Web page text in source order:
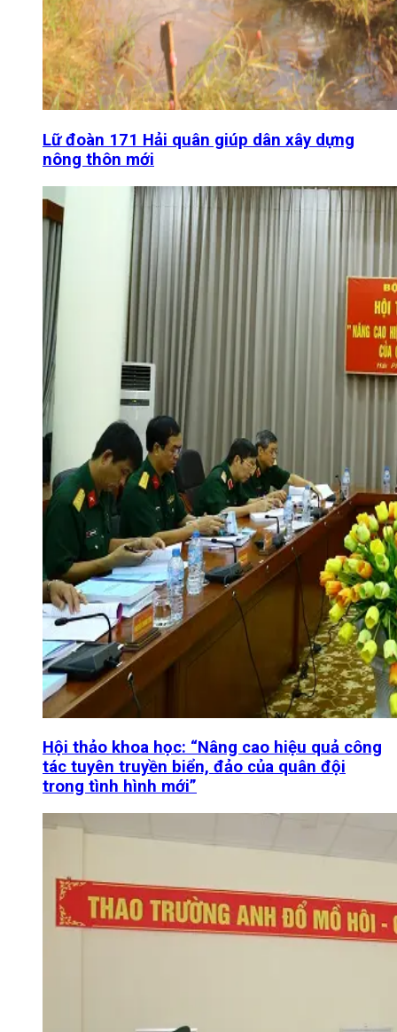
Lữ đoàn 171 Hải quân giúp dân xây dựng
nông thôn mới
Hội thảo khoa học: “Nâng cao hiệu quả công
tác tuyên truyền biển, đảo của quân đội
trong tình hình mới”